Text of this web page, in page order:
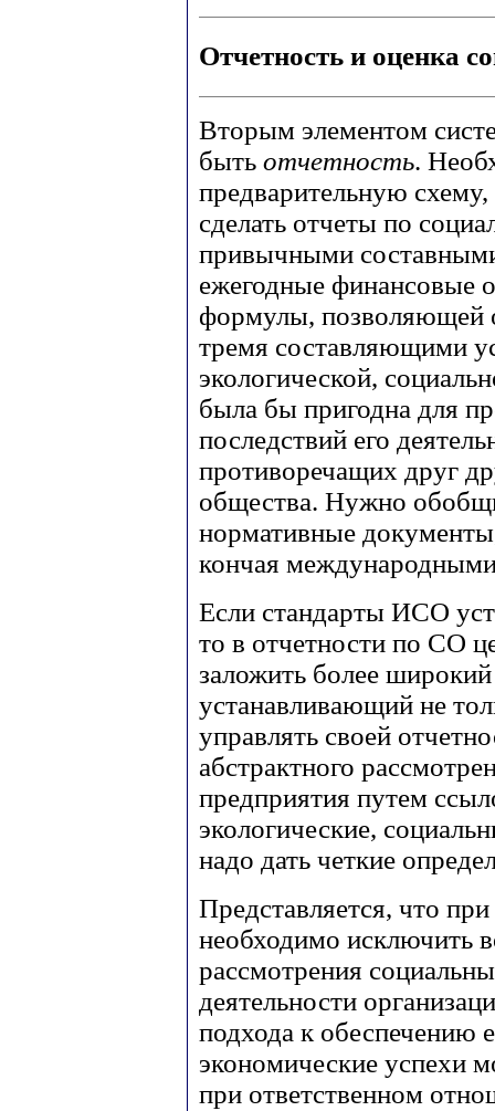
Отчетность и оценка
Вторым элементом
быть отчетность.
предварительную
сделать отчеты по
привычными
ежегодные финансовые
формулы, позволяющей
тремя составляющими
экологической,
была бы пригодна для
последствий его
противоречащих друг
общества. Нужно
нормативные
кончая
Если стандарты ИСО
то в отчетности по СО
заложить более
устанавливающий не
управлять своей
абстрактного
предприятия путем
экологические,
надо дать четкие
Представляется, что
необходимо исключить
рассмотрения
деятельности
подхода к обеспечению
экономические успехи
при ответственном